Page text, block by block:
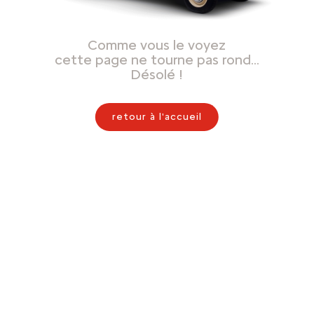
Comme vous le voyez
cette page ne tourne pas rond…
Désolé !
retour à l'accueil